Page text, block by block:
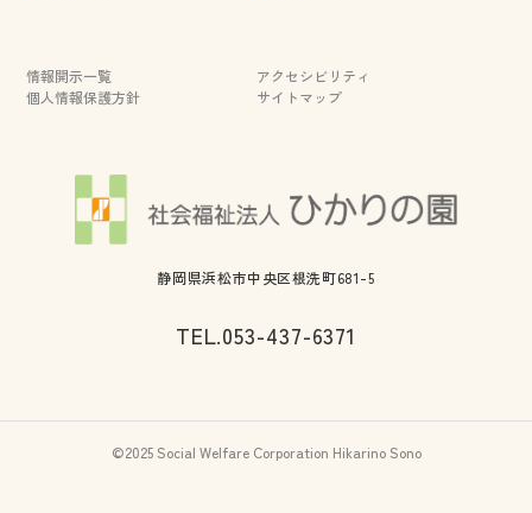
静岡県浜松市中央区根洗町681-5
TEL.053-437-6371
情報開示一覧
アクセシビリティ
個人情報保護方針
サイトマップ
©2025 Social Welfare Corporation Hikarino Sono